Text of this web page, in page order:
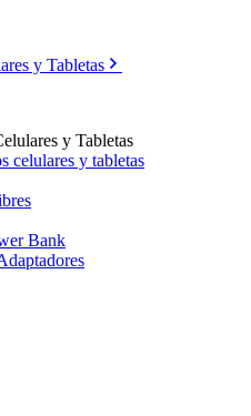
y Tabletas
y Tabletas
celulares y tabletas
Bank